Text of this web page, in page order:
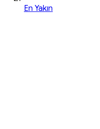
En Yakın